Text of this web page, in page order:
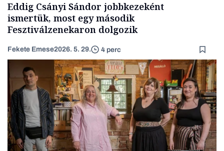
Eddig Csányi Sándor jobbkezeként
ismertük, most egy második
Fesztiválzenekaron dolgozik
Fekete Emese2026. 5. 29. 4 perc